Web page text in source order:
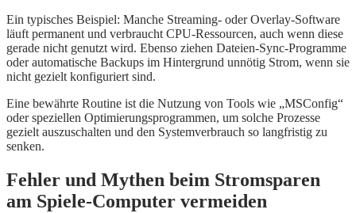
Ein typisches Beispiel: Manche Streaming- oder Overlay-Software
läuft permanent und verbraucht CPU-Ressourcen, auch wenn diese
gerade nicht genutzt wird. Ebenso ziehen Dateien-Sync-Programme
oder automatische Backups im Hintergrund unnötig Strom, wenn sie
nicht gezielt konfiguriert sind.
Eine bewährte Routine ist die Nutzung von Tools wie „MSConfig“
oder speziellen Optimierungsprogrammen, um solche Prozesse
gezielt auszuschalten und den Systemverbrauch so langfristig zu
senken.
Fehler und Mythen beim Stromsparen
am Spiele-Computer vermeiden